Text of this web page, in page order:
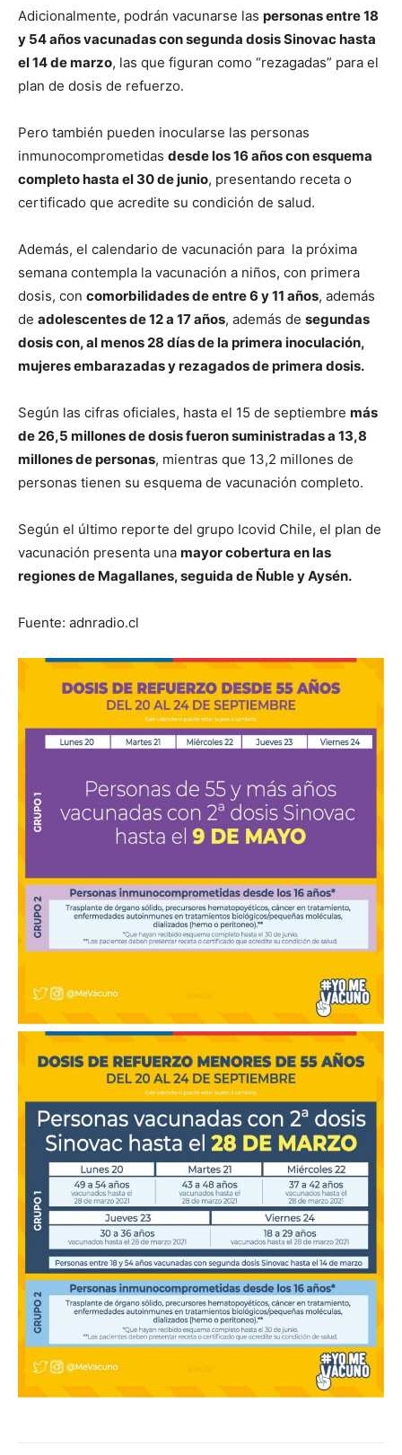
Adicionalmente, podrán vacunarse las personas entre 18
y 54 años vacunadas con segunda dosis Sinovac hasta
el 14 de marzo, las que figuran como “rezagadas” para el
plan de dosis de refuerzo.
Pero también pueden inocularse las personas
inmunocomprometidas desde los 16 años con esquema
completo hasta el 30 de junio, presentando receta o
certificado que acredite su condición de salud.
Además, el calendario de vacunación para la próxima
semana contempla la vacunación a niños, con primera
dosis, con comorbilidades de entre 6 y 11 años, además
de adolescentes de 12 a 17 años, además de segundas
dosis con, al menos 28 días de la primera inoculación,
mujeres embarazadas y rezagados de primera dosis.
Según las cifras oficiales, hasta el 15 de septiembre más
de 26,5 millones de dosis fueron suministradas a 13,8
millones de personas, mientras que 13,2 millones de
personas tienen su esquema de vacunación completo.
Según el último reporte del grupo Icovid Chile, el plan de
vacunación presenta una mayor cobertura en las
regiones de Magallanes, seguida de Ñuble y Aysén.
Fuente: adnradio.cl